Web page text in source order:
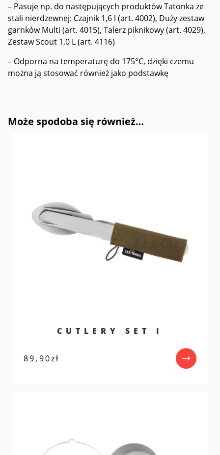
– Pasuje np. do następujących produktów Tatonka ze
stali nierdzewnej: Czajnik 1,6 l (art. 4002), Duży zestaw
garnków Multi (art. 4015), Talerz piknikowy (art. 4029),
Zestaw Scout 1,0 L (art. 4116)
– Odporna na temperaturę do 175°C, dzięki czemu
można ją stosować również jako podstawkę
Może spodoba się również…
CUTLERY SET I
89,90zł